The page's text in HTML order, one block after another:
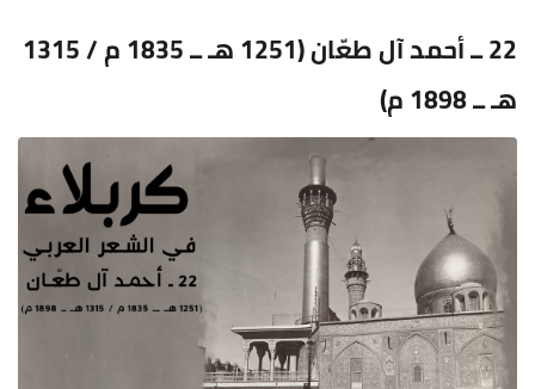
22 ــ أحمد آل طعّان (1251 هـ ــ 1835 م / 1315
هـ ــ 1898 م)